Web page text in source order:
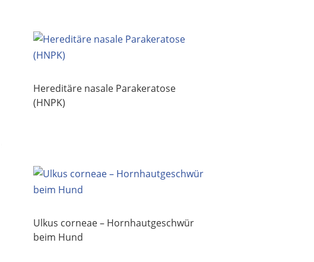
Hereditäre nasale Parakeratose
(HNPK)
Ulkus corneae – Hornhautgeschwür
beim Hund